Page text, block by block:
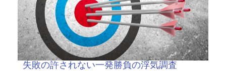
失敗の許されない一発勝負の浮気調査